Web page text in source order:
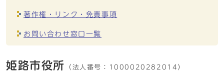
著作権・リンク・免責事項
お問い合わせ窓口一覧
姫路市役所 （法人番号： 1000020282014）